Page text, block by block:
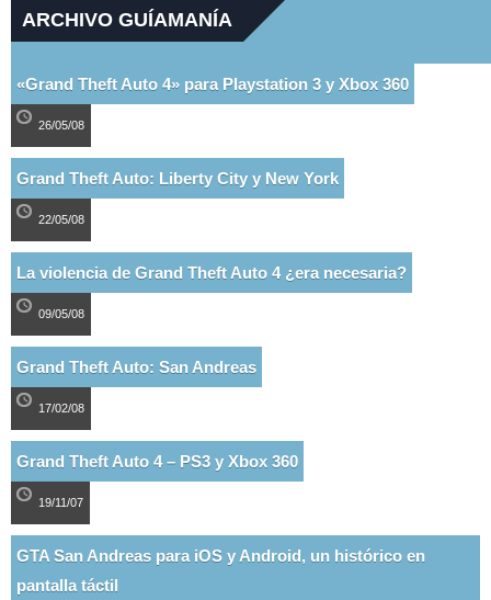
ARCHIVO GUÍAMANÍA
«Grand Theft Auto 4» para Playstation 3 y Xbox 360
26/05/08
Grand Theft Auto: Liberty City y New York
22/05/08
La violencia de Grand Theft Auto 4 ¿era necesaria?
09/05/08
Grand Theft Auto: San Andreas
17/02/08
Grand Theft Auto 4 – PS3 y Xbox 360
19/11/07
GTA San Andreas para iOS y Android, un histórico en
pantalla táctil